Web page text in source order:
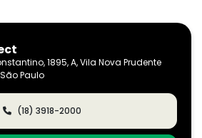
1895, A, Vila Nova Prudente
Paulo
(18) 3918-2000